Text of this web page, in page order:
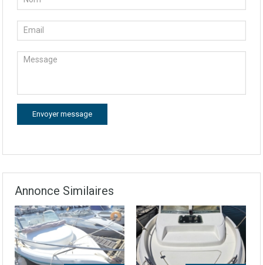
Annonce Similaires